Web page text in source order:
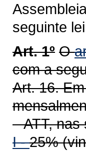
seguinte
Art. 1º O
com a
Art. 16.
– ATT,
I -25%